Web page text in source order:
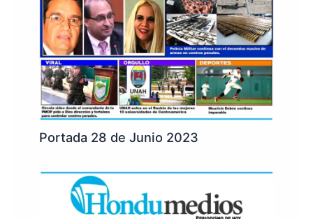
Portada 28 de Junio 2023